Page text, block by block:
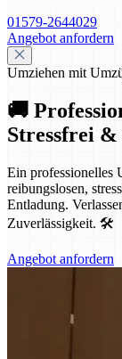
01579-2644029
Angebot anfordern
Umziehen mit
🚚
Stressfrei &
Ein professionelles
reibungslosen,
Entladung.
Zuverlässigkeit. 🛠️
Angebot anfordern